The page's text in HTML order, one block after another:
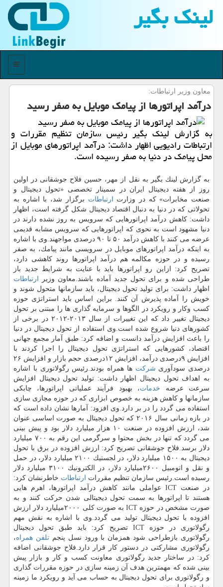
لینك بگیر
منو
معاون وزیر ارتباطات:
درآمد اپراتورها از پیامك موبایل به صفر رسید
به گزارش لینك بگیر رئیس سازمان تنظیم مقررات و
ارتباطات رادیویی اظهار داشت: درآمد اپراتورهای موبایل از
محل پیامك در دنیا به صفر رسیده است.
به گزارش لینك بگیر به نقل از مهر، حسین فلاح جوشقانی در اولین
روز از هفته دیجیتال ایران در سمینار تخصصی «تحول دیجیتال و
صنعت مخابرات» كه در وزارت
ارتباطات برگزار شد، با اشاره به
تحولاتی كه در دنیا به دنبال اقتصاد دیجیتال شكل گرفته است، اظهار
داشت: كاهش درآمد اپراتورهایی كه سرویس به روز نشده دارند در
دنیا مشهود است به نحوی كه اپراتورهایی كه سرویس مشابه قدیمی
عرضه می كنند با كاهش درآمد ۵۰ تا ۹۰ درصدی مواجهند.وی با اشاره
به اینكه درآمد اپراتورهای موبایل در سرویسی مانند پیامك، به صفر
رسیده و در حوزه مكالمه هم درآمد اپراتورها روند كاهشی دارد،
تصریح كرد: ازاین رو اپراتورها باید با عنایت به شرایط جدید باز
طراحی شده و برای تحول جدید آماده باشند.معاون وزیر
ارتباطات
اظهار داشت: برای تولید تحول دیجیتال، باید سازمانها متحول شوند و
خویش را آماده پذیرش آن كنند. براین اساس باید استراتژی حوزه
كسب وكار و رویكرد در الگوها و سرمایه گذاری ها را مبتنی بر تحول
دیجیتال تغییر داد كه این تغییرات از سال ۲۰۱۳-۲۰۱۲ در برخی از
كشورهای دنیا شروع شده است.وی استفاده از تحول دیجیتال در دنیا
را باعث افزایش درآمد دانست و اضافه كرد: طبق آمار مجمع جهانی
اقتصاد، كشورهایی كه استراتژی تحول دیجیتال را اجرا كردند با
افزایش ۹درصدی درآمد، افزایش ۱۲درصدی حجم بازار و افزایش ۲۶
درصدی سودآوری شركت ها همراه بودند.رئیس رگولاتوری با اشاره
به اهداف تحول دیجیتال اظهار داشت: تولید تحول دیجیتال افزایش
سرعت عرضه خدمات، بهبود فرآیند عملیاتی اپراتورها، چابكی
سازمانها و كاهش هزینه به خصوص ابزاری كه در حوزه مجازی سازی
استفاده می گردد را در بر دارد.وی افزود: آمارها نشان داده است كه
در بازه زمانی سال ۲۰۱۶ كه تحول دیجیتال به صورت اساسی عنوان
شد، ارزش افزوده در صنعت ۱۰ هزار میلیارد دلار بود و پیش بینی
می گردد كه تنها در بخش محتوا و سرگرمی این رقم به ۷۰۰ میلیارد
دلار برسد.فلاح جوشقانی تصریح كرد: ارزش افزوده در برق با تحول
دیجیتال به ۱۵۰۰ میلیارد دلار، در لجستیك ۲۱۰۰ میلیارد دلار، در حمل
و نقل و اتومبیل ۲۶۰۰میلیارد دلار، در الكترونیك ۳۱۰۰ میلیارد دلار
رسیده است.رئیس سازمان تنظیم مقررات
ارتباطات خاطرنشان كرد:
در صنعت ICT عواملی مانند كاهش درآمد اپراتورها، اهرم هایی
هستند تا اپراتورها به سمت تحول دیجیتالی شدن حركت كنند و به
صورت مشخص در حوزه ICT به صورت كلی ۲۰۰۰میلیارد دلار ارزش
افزوده با تحول دیجیتال تولید می گردد.وی با اشاره به نقش مهم
رگولاتوری در حوزه ICT تصریح كرد: باید طبق تحول دیجیتال
رگولاتوری بازطراحی شود همزمان با ورود نسل پنجمتلفن همراه،
رگولاتوری مشاركتی در دستور كار قرار دارد.فلاح جوشقانی اضافه
كرد: در ساختار جدید رگولاتوری معاونت كسب و كار و بازار پیش
بینی شده كه مهمترین هدف آن زمینه سازی در حوزه مقررات گذاری
و رگولاتوری برای تحول دیجیتال به حساب می آید و رویكرد ما زمینه